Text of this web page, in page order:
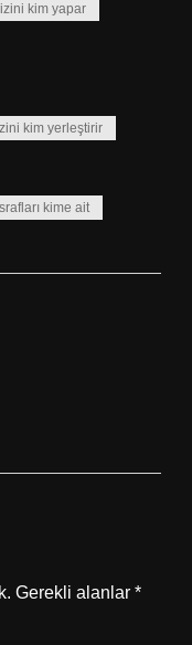
kim yapar
kim yerleştirir
kime ait
Gerekli alanlar *